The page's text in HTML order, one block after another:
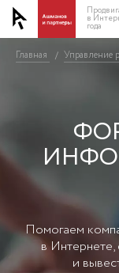
в
года
Помогаем
в
и
Главная / Управление